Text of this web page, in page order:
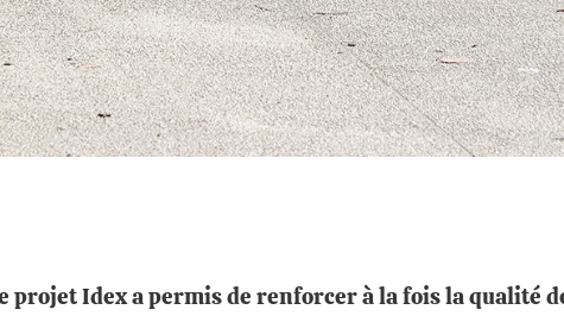
projet Idex a permis de renforcer à la fois la qualité